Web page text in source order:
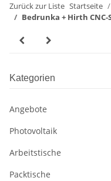
Zurück zur Liste Startseite
Bedrunka + Hirth CNC-
Kategorien
Angebote
Photovoltaik
Arbeitstische
Packtische